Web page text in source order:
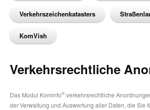
Verkehrszeichenkatasters
KomVish
Verkehrsrechtliche
Das Modul Kominfo®.verkehrsrechtliche
der Verwaltung und Auswertung aller Daten, die Sie